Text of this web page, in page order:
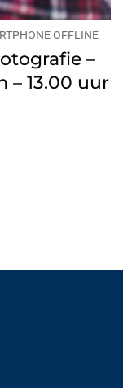
OFFLINE
–
– 13.00 uur